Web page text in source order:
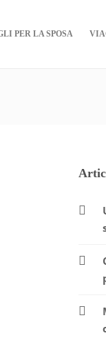
PER LA SPOSA